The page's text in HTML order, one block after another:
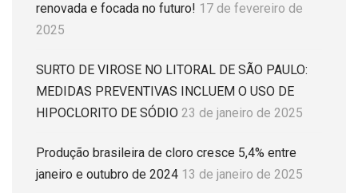
renovada e focada no futuro! 17 de fevereiro de
2025
SURTO DE VIROSE NO LITORAL DE SÃO PAULO:
MEDIDAS PREVENTIVAS INCLUEM O USO DE
HIPOCLORITO DE SÓDIO 23 de janeiro de 2025
Produção brasileira de cloro cresce 5,4% entre
janeiro e outubro de 2024 13 de janeiro de 2025